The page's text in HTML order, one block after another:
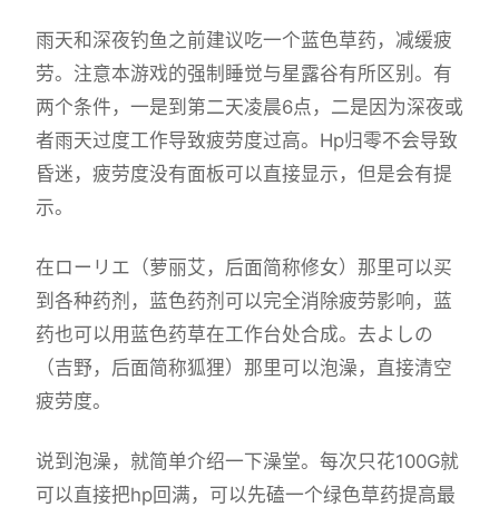
雨天和深夜钓鱼之前建议吃一个蓝色草药，减缓疲
劳。注意本游戏的强制睡觉与星露谷有所区别。有
两个条件，一是到第二天凌晨6点，二是因为深夜或
者雨天过度工作导致疲劳度过高。Hp归零不会导致
昏迷，疲劳度没有面板可以直接显示，但是会有提
示。
在ローリエ（萝丽艾，后面简称修女）那里可以买
到各种药剂，蓝色药剂可以完全消除疲劳影响，蓝
药也可以用蓝色药草在工作台处合成。去よしの
（吉野，后面简称狐狸）那里可以泡澡，直接清空
疲劳度。
说到泡澡，就简单介绍一下澡堂。每次只花100G就
可以直接把hp回满，可以先磕一个绿色草药提高最